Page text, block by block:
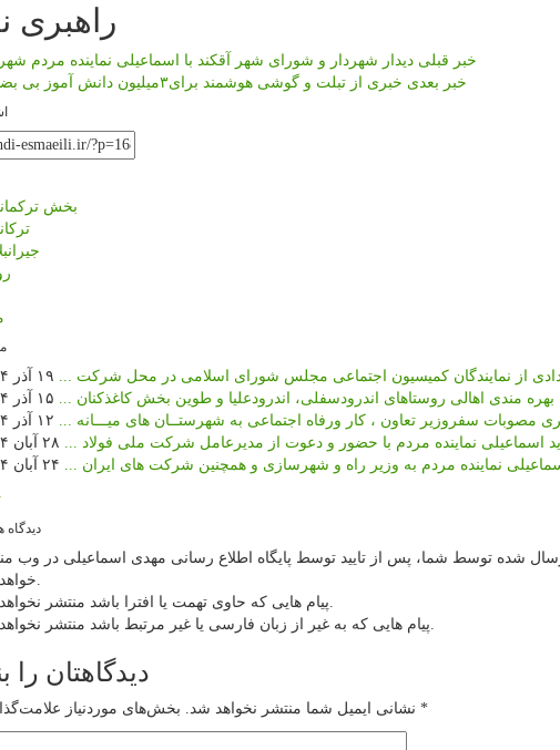
راهبری
خبر قبلی دیدار شهردار و شورای شهر آقکند با اسماعیلی نماینده مردم
خبر بعدی خبری از تبلت و گوشی هوشمند برای۳میلیون دانش آموز بی بضاعت نیست
بخش
از نمایندگان کمیسیون اجتماعی مجلس شورای اسلامی در محل شرکت ...
۱۹ آذر ۱۴۰۴
بهره مندی اهالی روستاهای اندرودسفلی، اندرودعلیا و طوین بخش کاغذکنان ...
۱۵ آذر ۱۴۰۴
مصوبات سفروزیر تعاون ، کار ورفاه اجتماعی به شهرستــان های میـــانه ...
۱۲ آذر ۱۴۰۴
اسماعیلی نماینده مردم با حضور و دعوت از مدیرعامل شرکت ملی فولاد ...
۲۸ آبان ۱۴۰۴
نماینده مردم به وزیر راه و شهرسازی و همچنین شرکت های ایران ...
۲۴ آبان ۱۴۰۴
دیدگاه
شده توسط شما، پس از تایید توسط پایگاه اطلاع رسانی مهدی اسماعیلی در وب
دیدگاهتان را
نشانی ایمیل شما منتشر نخواهد شد. *